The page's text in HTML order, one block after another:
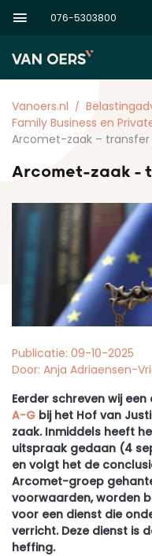
076-5303800
Vanoers.nl
Family Business en
Arcomet-zaak –
Arcomet-zaak –
Publicatie: 09-10-2025
Door: Anja Adriaensen-
Eerder schreven wij
A-G bij het Hof van
zaak. Inmiddels heeft
uitspraak gedaan (4
en volgt het de
Arcomet-groep
voorwaarden, worden
voor een dienst die
verricht. Deze dienst is
heffing.